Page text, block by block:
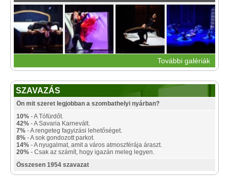
További galériák
SZAVAZÁS
Ön mit szeret legjobban a szombathelyi nyárban?
10% - A Tófürdőt.
42% - A Savaria Karnevált.
7% - A rengeteg fagyizási lehetőséget.
8% - A sok gondozott parkot.
14% - A nyugalmat, amit a város atmoszférája áraszt.
20% - Csak az számít, hogy igazán meleg legyen.
Összesen 1954 szavazat